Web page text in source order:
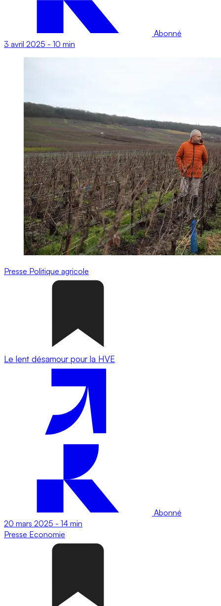
Abonné
3 avril 2025 - 10 min
Presse Politique agricole
Le lent désamour pour la HVE
Abonné
20 mars 2025 - 14 min
Presse Economie